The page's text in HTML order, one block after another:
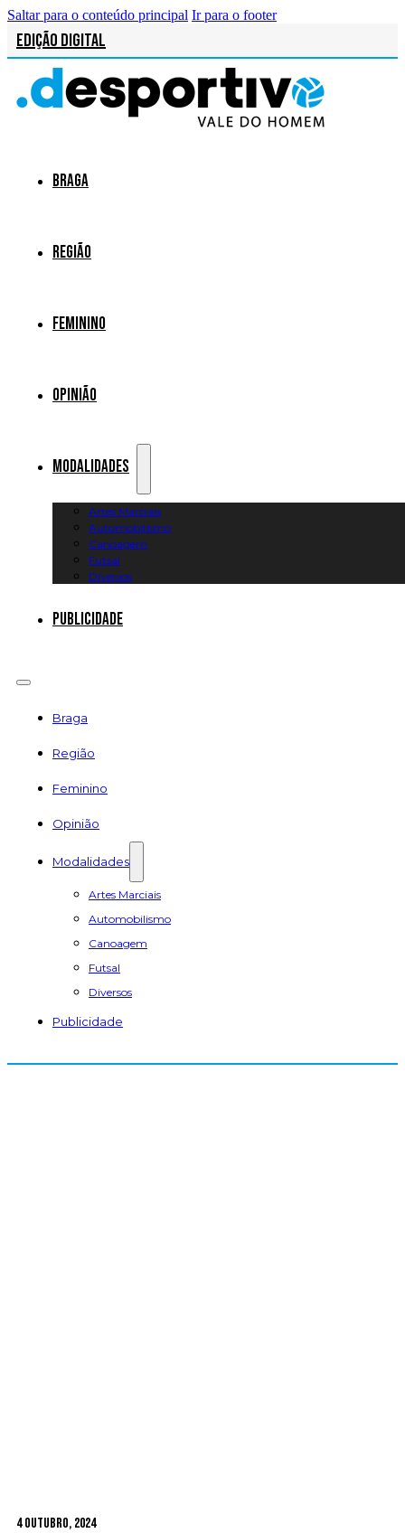
Saltar para o conteúdo principal Ir para o footer
Edição Digital
Braga
Região
Feminino
Opinião
Modalidades
Artes Marciais
Automobilismo
Canoagem
Futsal
Diversos
Publicidade
Braga
Região
Feminino
Opinião
Modalidades
Artes Marciais
Automobilismo
Canoagem
Futsal
Diversos
Publicidade
4 Outubro, 2024